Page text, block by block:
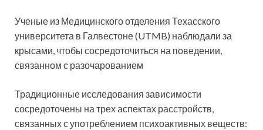
Ученые из Медицинского отделения Техасского
университета в Галвестоне (UTMB) наблюдали за
крысами, чтобы сосредоточиться на поведении,
связанном с разочарованием
Традиционные исследования зависимости
сосредоточены на трех аспектах расстройств,
связанных с употреблением психоактивных веществ: